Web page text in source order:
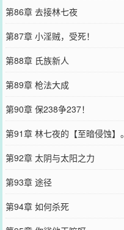
第86章 去接林七夜
第87章 小淫贼，受死！
第88章 氏族新人
第89章 枪法大成
第90章 保238争237！
第91章 林七夜的【至暗侵蚀】。
第92章 太阴与太阳之力
第93章 途径
第94章 如何杀死